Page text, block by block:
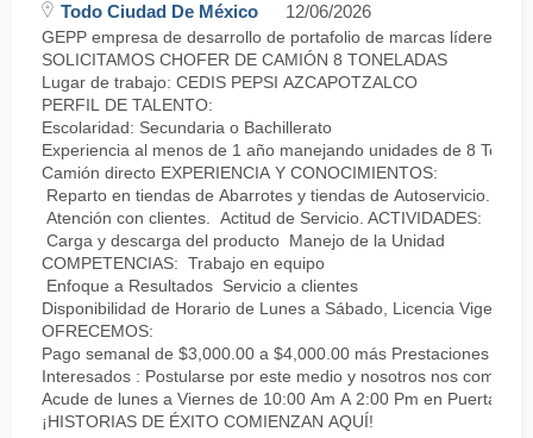
Todo Ciudad De México 12/06/2026
GEPP empresa de desarrollo de portafolio de marcas líderes
SOLICITAMOS CHOFER DE CAMIÓN 8 TONELADAS
Lugar de trabajo: CEDIS PEPSI AZCAPOTZALCO
PERFIL DE TALENTO:
Escolaridad: Secundaria o Bachillerato
Experiencia al menos de 1 año manejando unidades de 8
Camión directo EXPERIENCIA Y CONOCIMIENTOS:
Reparto en tiendas de Abarrotes y tiendas de Autoservicio.
Atención con clientes. Actitud de Servicio. ACTIVIDADES:
Carga y descarga del producto Manejo de la Unidad
COMPETENCIAS: Trabajo en equipo
Enfoque a Resultados Servicio a clientes
Disponibilidad de Horario de Lunes a Sábado, Licencia Vigente
OFRECEMOS:
Pago semanal de $3,000.00 a $4,000.00 más Prestaciones
Interesados : Postularse por este medio y nosotros nos
Acude de lunes a Viernes de 10:00 Am A 2:00 Pm en Puerta 1
¡HISTORIAS DE ÉXITO COMIENZAN AQUÍ!